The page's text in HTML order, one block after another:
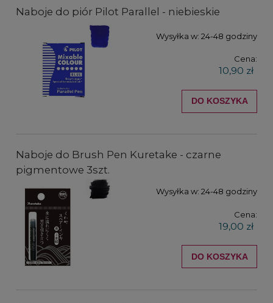
Naboje do piór Pilot Parallel - niebieskie
Wysyłka w: 24-48 godziny
Cena:
10,90 zł
DO KOSZYKA
Naboje do Brush Pen Kuretake - czarne
pigmentowe 3szt.
Wysyłka w: 24-48 godziny
Cena:
19,00 zł
DO KOSZYKA